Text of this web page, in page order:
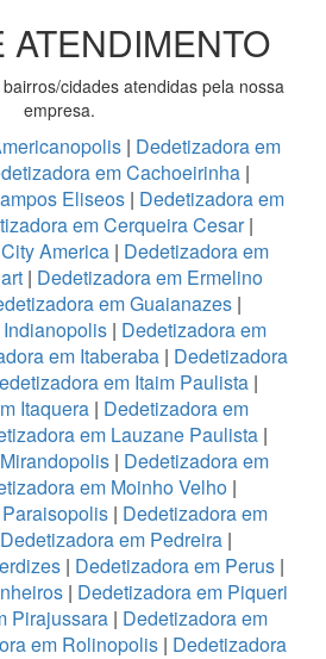
ATENDIMENTO
cidades atendidas pela nossa
empresa.
| Dedetizadora em
em Cachoeirinha |
Eliseos | Dedetizadora em
em Cerqueira Cesar|
America | Dedetizadora em
| Dedetizadora em Ermelino
em Guaianazes |
| Dedetizadora em
em Itaberaba| Dedetizadora
em Itaim Paulista |
Itaquera | Dedetizadora em
em Lauzane Paulista |
| Dedetizadora em
em Moinho Velho |
| Dedetizadora em
Dedetizadora em Pedreira|
| Dedetizadora em Perus|
| Dedetizadora em Piqueri
Pirajussara| Dedetizadora em
em Rolinopolis | Dedetizadora